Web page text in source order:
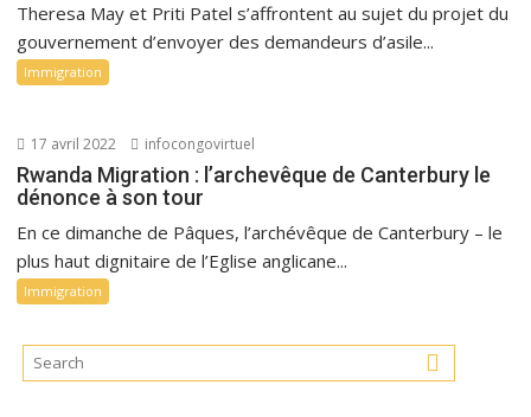
Theresa May et Priti Patel s’affrontent au sujet du projet du
gouvernement d’envoyer des demandeurs d’asile...
Immigration
17 avril 2022 infocongovirtuel
Rwanda Migration : l’archevêque de Canterbury le
dénonce à son tour
En ce dimanche de Pâques, l’archévêque de Canterbury – le
plus haut dignitaire de l’Eglise anglicane...
Immigration